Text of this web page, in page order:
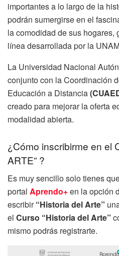
importantes a lo largo de la
podrán sumergirse en el
la comodidad de sus hogares,
línea desarrollada por la
La Universidad Nacional
conjunto con la Coordinación
Educación a Distancia
creado para mejorar la oferta
modalidad abierta.
¿Cómo inscribirme en el
ARTE” ?
Es muy sencillo solo tienes
portal Aprendo+en la opción
escribir“Historia del Arte”
el Curso “Historia del Arte”
mismo podrás registrarte.